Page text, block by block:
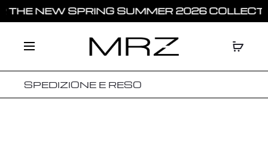
NEW SPRING SUMMER 2026
SPEDIZIONE E RESO